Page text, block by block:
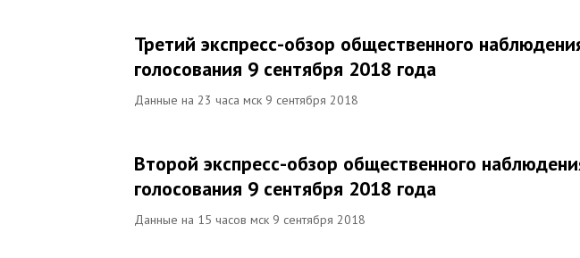
Третий экспресс-обзор общественного
голосования 9 сентября 2018 года
Данные на 23 часа мск 9 сентября 2018
Второй экспресс-обзор общественного
голосования 9 сентября 2018 года
Данные на 15 часов мск 9 сентября 2018